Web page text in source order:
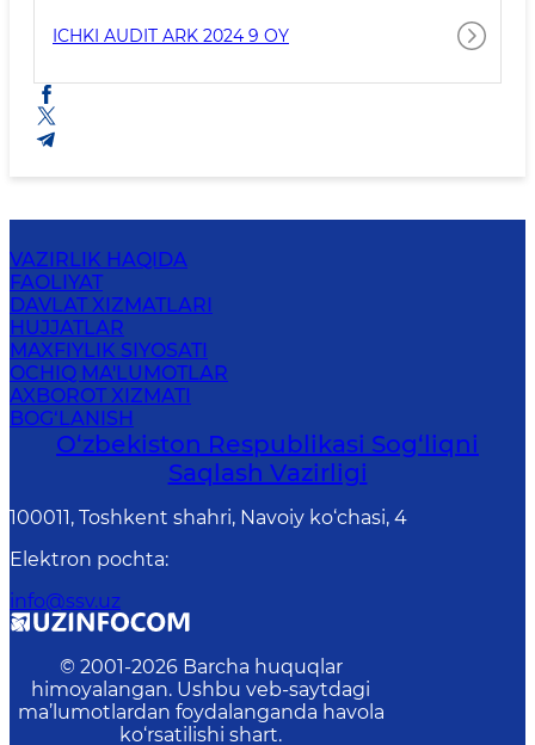
ICHKI AUDIT ARK 2024 9 OY
VAZIRLIK HAQIDA
FAOLIYAT
DAVLAT XIZMATLARI
HUJJATLAR
MAXFIYLIK SIYOSATI
OCHIQ MA'LUMOTLAR
AXBOROT XIZMATI
BOG‘LANISH
O‘zbеkistоn Rеspublikаsi Sоg‘liqni
Saqlash Vаzirligi
100011, Toshkent shahri, Navoiy ko‘chаsi, 4
Elektron pochta:
info@ssv.uz
© 2001-2026 Barcha huquqlar
himoyalangan. Ushbu veb-saytdagi
ma’lumotlardan foydalanganda havola
ko‘rsatilishi shart.